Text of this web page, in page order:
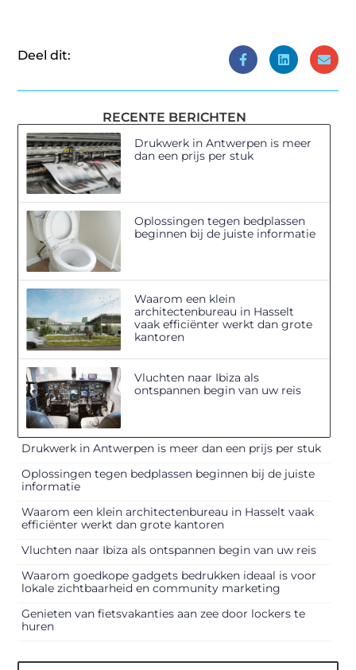
Deel dit:
RECENTE BERICHTEN
Drukwerk in Antwerpen is meer
dan een prijs per stuk
Oplossingen tegen bedplassen
beginnen bij de juiste informatie
Waarom een klein
architectenbureau in Hasselt
vaak efficiënter werkt dan grote
kantoren
Vluchten naar Ibiza als
ontspannen begin van uw reis
Drukwerk in Antwerpen is meer dan een prijs per stuk
Oplossingen tegen bedplassen beginnen bij de juiste
informatie
Waarom een klein architectenbureau in Hasselt vaak
efficiënter werkt dan grote kantoren
Vluchten naar Ibiza als ontspannen begin van uw reis
Waarom goedkope gadgets bedrukken ideaal is voor
lokale zichtbaarheid en community marketing
Genieten van fietsvakanties aan zee door lockers te
huren